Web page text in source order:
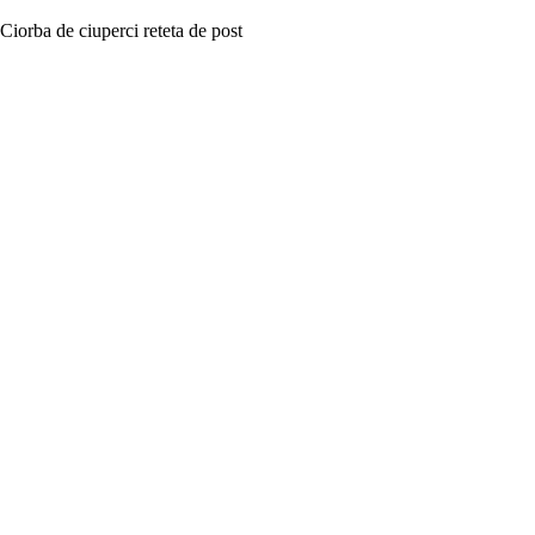
Ciorba de ciuperci reteta de post